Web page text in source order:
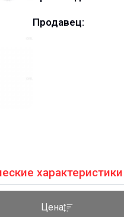
Продавец:
характеристики
Цена